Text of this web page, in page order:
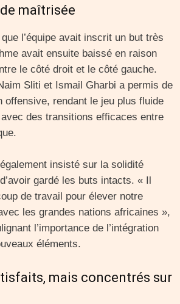
maîtrisée
l’équipe avait inscrit un but très
avait ensuite baissé en raison
le côté droit et le côté gauche.
Sliti et Ismail Gharbi a permis de
offensive, rendant le jeu plus fluide
des transitions efficaces entre
insisté sur la solidité
gardé les buts intacts. « Il
de travail pour élever notre
les grandes nations africaines »,
l’importance de l’intégration
éléments.
mais concentrés sur